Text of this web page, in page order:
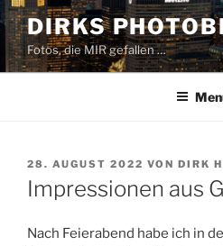
Zum
Inhalt
springen
DIRKS
Fotos, die MIR gefallen …
VERÖFFENTLICHT
AM
28. AUGUST 2022 VON DIRK
Impressionen aus
Nach Feierabend habe ich in